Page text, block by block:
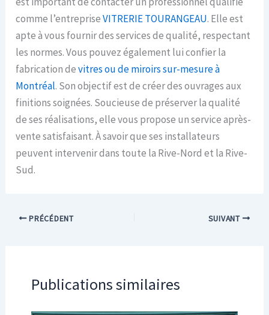
comme l’entrepriseVITRERIE TOURANGEAU. Elle est
apte à vous fournir des services de qualité, respectant
les normes. Vous pouvez également lui confier la
fabrication devitres ou de miroirs sur-mesure à
Montréal. Son objectif est de créer des ouvrages aux
finitions soignées. Soucieuse de préserver la qualité
de ses réalisations, elle vous propose un service après-
vente satisfaisant. À savoir que ses installateurs
peuvent intervenir dans toute la Rive-Nord et la Rive-
Sud.
PRÉCÉDENT SUIVANT
Publications similaires